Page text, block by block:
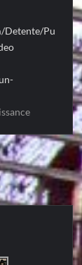
Detente/Pu